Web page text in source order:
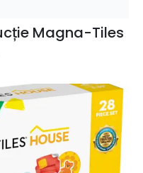
Magna-Tiles